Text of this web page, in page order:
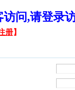
访问,请登
册】